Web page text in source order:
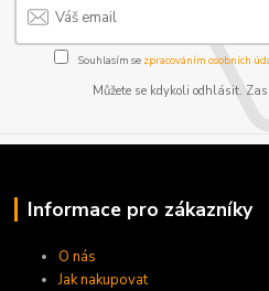
Souhlasím se zpracováním osobních
Můžete se kdykoli odhlásit.
Informace pro zákazníky
O nás
Jak nakupovat